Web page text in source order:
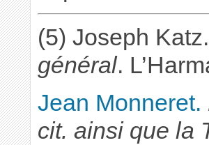
(5) Joseph
général.
Jean Monneret.
cit. ainsi que la